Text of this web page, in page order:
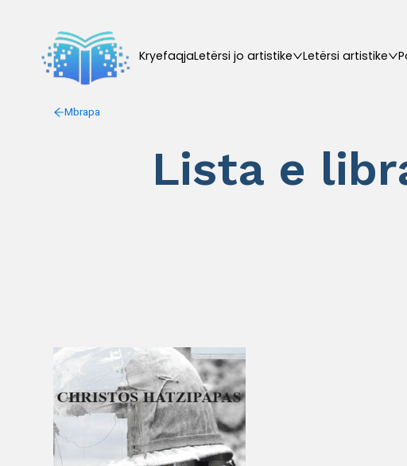
KryefaqjaLetërsi jo artistike Letërsi artistike
Mbrapa
Lista e